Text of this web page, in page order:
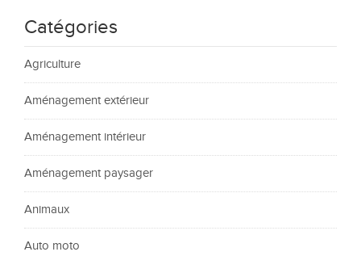
Catégories
Agriculture
Aménagement extérieur
Aménagement intérieur
Aménagement paysager
Animaux
Auto moto